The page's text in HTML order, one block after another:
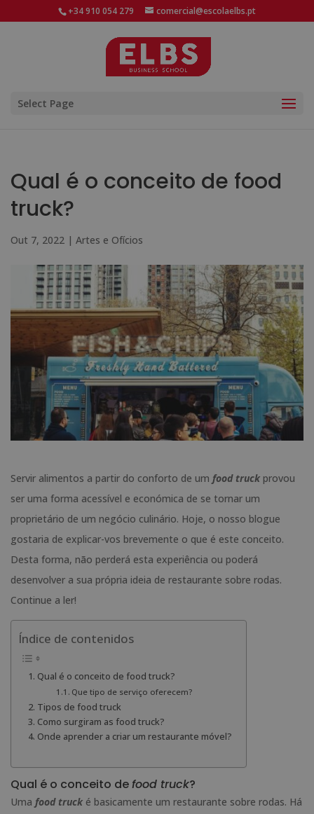
+34 910 054 279 comercial@escolaelbs.pt
Select Page
Qual é o conceito de food
truck?
Out 7, 2022 | Artes e Ofícios
Servir alimentos a partir do conforto de um food truck provou
ser uma forma acessível e económica de se tornar um
proprietário de um negócio culinário. Hoje, o nosso blogue
gostaria de explicar-vos brevemente o que é este conceito.
Desta forma, não perderá esta experiência ou poderá
desenvolver a sua própria ideia de restaurante sobre rodas.
Continue a ler!
Índice de contenidos
Qual é o conceito de food truck?
Que tipo de serviço oferecem?
Tipos de food truck
Como surgiram as food truck?
Onde aprender a criar um restaurante móvel?
Qual é o conceito defood truck?
Uma food truck é basicamente um restaurante sobre rodas. Há